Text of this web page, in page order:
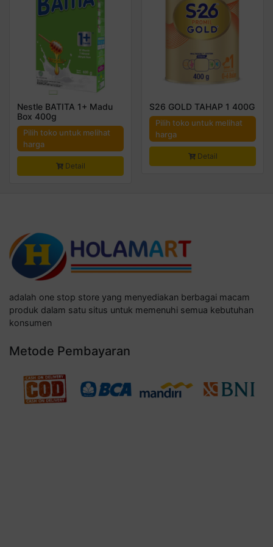
Nestle BATITA 1+ Madu
Box 400g
Pilih toko untuk melihat
harga
Detail
S26 GOLD TAHAP 1 400G
Pilih toko untuk melihat
harga
Detail
adalah one stop store yang menyediakan berbagai macam
produk dalam satu situs untuk memenuhi semua kebutuhan
konsumen
Metode Pembayaran